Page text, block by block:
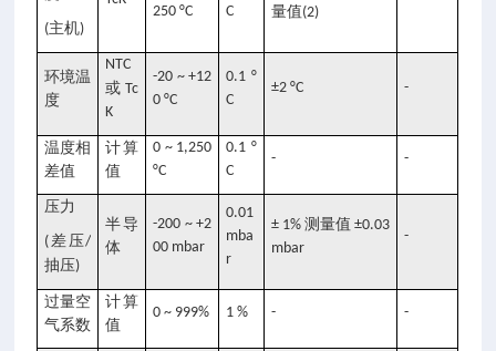
(主机)
250 °C C 量值(2)
环境温
度
NTC
或 Tc
K
-20 ~ +12
0 °C
0.1 °
C
±2 °C -
温度相
差值
计算
值
0 ~ 1,250
°C
0.1 °
C
- -
压力
( 差压/
抽压)
半导
体
-200 ~ +2
00 mbar
0.01
mba
r
± 1%测量值 ±0.03
mbar
-
过量空
气系数
计算
值
0 ~ 999% 1 % - -